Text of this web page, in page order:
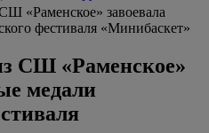
«Раменское» завоевала
фестиваля «Минибаскет»
СШ «Раменское»
медали